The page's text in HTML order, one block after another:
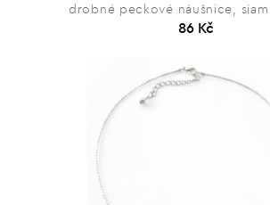
drobné peckové náušnice,
86 Kč